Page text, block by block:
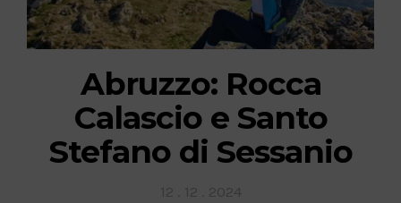
Abruzzo: Rocca
Calascio e Santo
Stefano di Sessanio